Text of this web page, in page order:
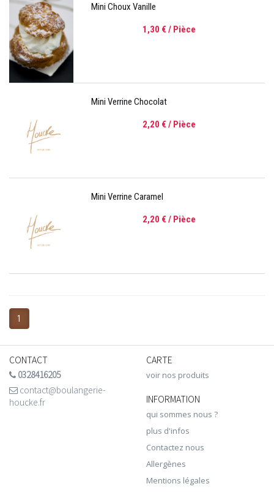
Mini Choux Vanille
1,30 € / Pièce
Mini Verrine Chocolat
2,20 € / Pièce
Mini Verrine Caramel
2,20 € / Pièce
1
CONTACT
0328416205
contact@boulangerie-
houcke.fr
CARTE
voir nos produits
INFORMATION
qui sommes nous ?
plus d'infos
Contactez nous
Allergènes
Mentions légales